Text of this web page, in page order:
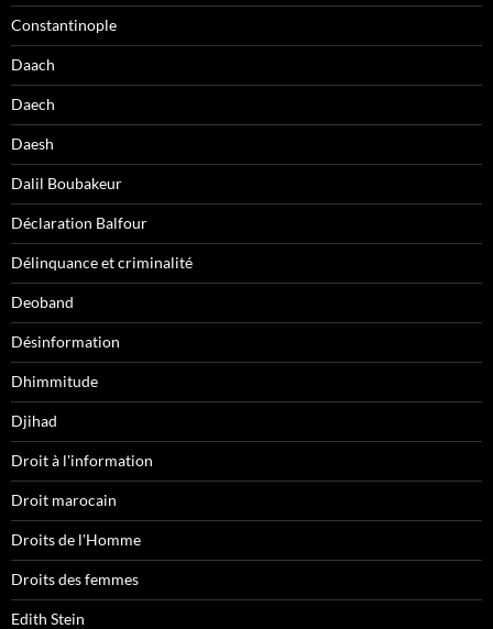
Constantinople
Daach
Daech
Daesh
Dalil Boubakeur
Déclaration Balfour
Délinquance et criminalité
Deoband
Désinformation
Dhimmitude
Djihad
Droit à l'information
Droit marocain
Droits de l'Homme
Droits des femmes
Edith Stein